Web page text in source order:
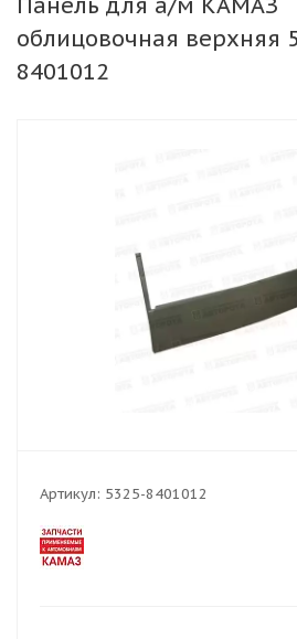
облицовочная верхняя
8401012
Артикул: 5325-8401012